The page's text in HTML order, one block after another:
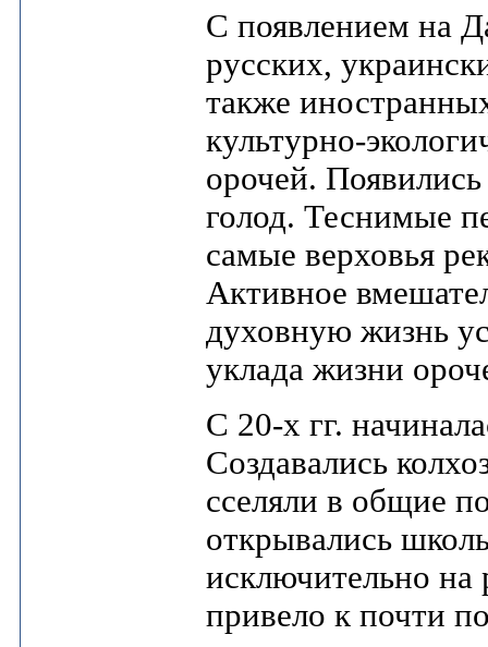
С появлением на
русских,
также
культурно-
орочей.
голод. Теснимые
самые верховья
Активное
духовную жизнь
уклада жизни
С 20-х гг.
Создавались
сселяли в общие
открывались
исключительно на
привело к почти